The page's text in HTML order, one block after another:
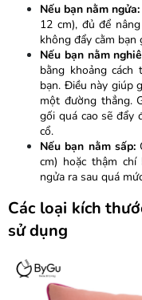
Nếu bạn nằm ngửa:
12 cm), đủ để
không đẩy cằm bạn
Nếu bạn nằm
bằng khoảng
bạn. Điều này giúp
một đường thẳng.
gối quá cao sẽ đẩy
cổ.
Nếu bạn nằm sấp:
cm) hoặc thậm
ngửa ra sau quá
Các loại kích
sử dụng